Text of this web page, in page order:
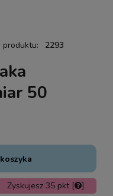
produktu: 2293
50
Zyskujesz 35 pkt [ ]